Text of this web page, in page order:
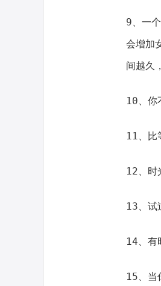
9、一
会增加
间越久
10、你
11、比
12、时
13、试
14、有
15、当